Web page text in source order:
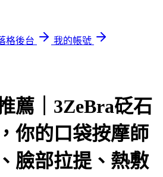
格後台
我的帳號
薦｜3ZeBra砭石
你的口袋按摩師
臉部拉提、熱敷